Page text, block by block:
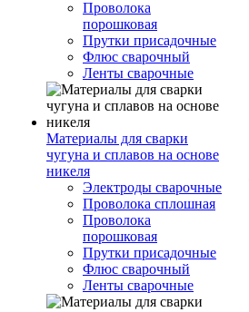
Проволока
порошковая
Прутки присадочные
Флюс сварочный
Ленты сварочные
Материалы для сварки
чугуна и сплавов на основе
никеля
Электроды сварочные
Проволока сплошная
Проволока
порошковая
Прутки присадочные
Флюс сварочный
Ленты сварочные